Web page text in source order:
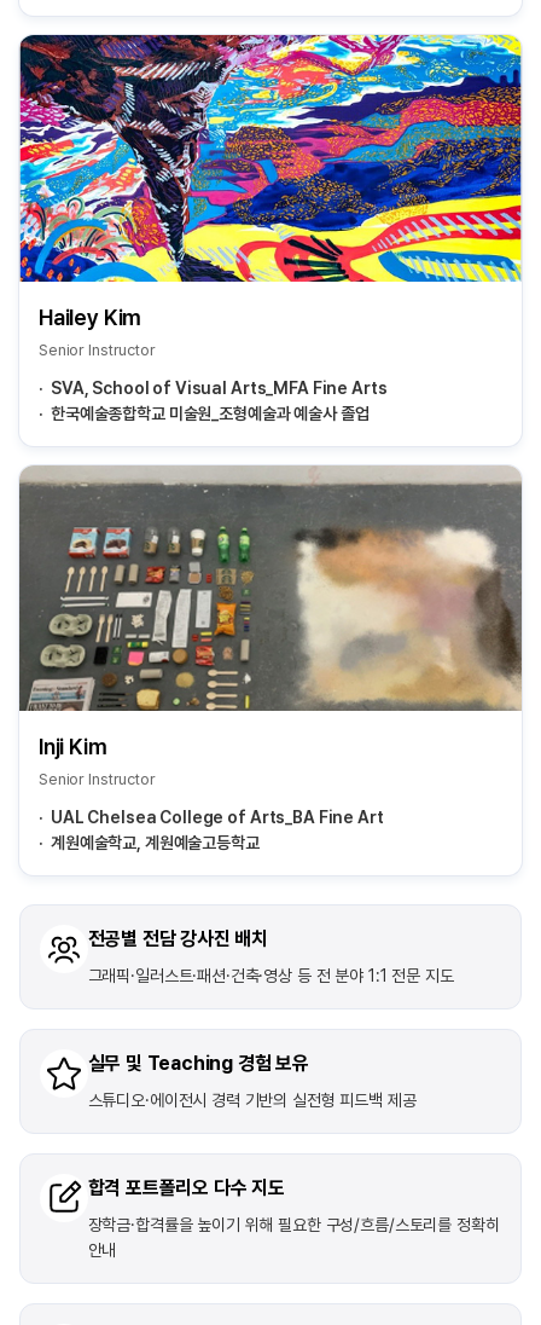
Hailey Kim
Senior Instructor
SVA, School of Visual Arts_MFA Fine Arts
한국예술종합학교 미술원_조형예술과 예술사 졸업
Inji Kim
Senior Instructor
UAL Chelsea College of Arts_BA Fine Art
계원예술학교, 계원예술고등학교
전공별 전담 강사진 배치
그래픽·일러스트·패션·건축·영상 등 전 분야 1:1 전문 지도
실무 및 Teaching 경험 보유
스튜디오·에이전시 경력 기반의 실전형 피드백 제공
합격 포트폴리오 다수 지도
장학금·합격률을 높이기 위해 필요한 구성/흐름/스토리를 정확히
안내